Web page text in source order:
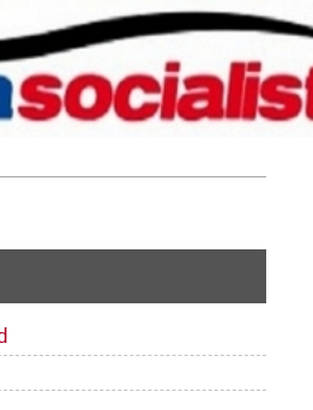
paru dans le numéro 663 de la
sur les derniers développements au